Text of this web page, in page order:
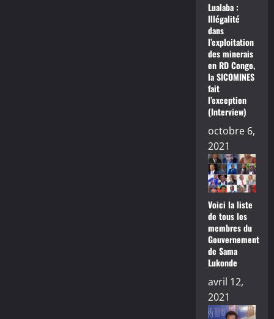
Lualaba :
Illégalité
dans
l’exploitation
des minerais
en RD Congo,
la SICOMINES
fait
l’exception
(Interview)
octobre 6,
2021
Voici la liste
de tous les
membres du
Gouvernement
de Sama
Lukonde
avril 12,
2021